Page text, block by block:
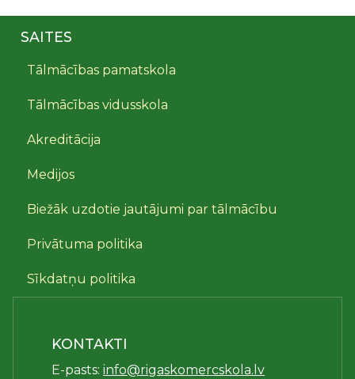
SAITES
Tālmācības pamatskola
Tālmācības vidusskola
Akreditācija
Medijos
Biežāk uzdotie jautājumi par tālmācību
Privātuma politika
Sīkdatņu politika
KONTAKTI
E-pasts: info@rigaskomercskola.lv